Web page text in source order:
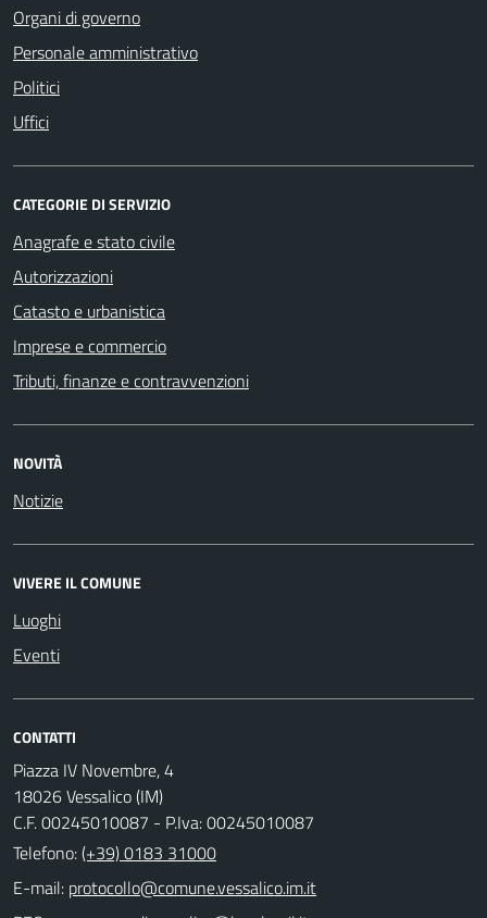
Organi di governo
Personale amministrativo
Politici
Uffici
CATEGORIE DI SERVIZIO
Anagrafe e stato civile
Autorizzazioni
Catasto e urbanistica
Imprese e commercio
Tributi, finanze e contravvenzioni
NOVITÀ
Notizie
VIVERE IL COMUNE
Luoghi
Eventi
CONTATTI
Piazza IV Novembre, 4
18026 Vessalico (IM)
C.F. 00245010087 - P.Iva: 00245010087
Telefono:(+39) 0183 31000
E-mail: